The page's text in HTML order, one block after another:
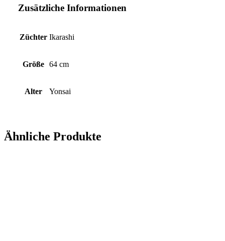
Zusätzliche Informationen
Züchter Ikarashi
Größe 64 cm
Alter Yonsai
Ähnliche Produkte